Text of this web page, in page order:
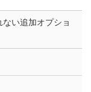
い追加オプショ